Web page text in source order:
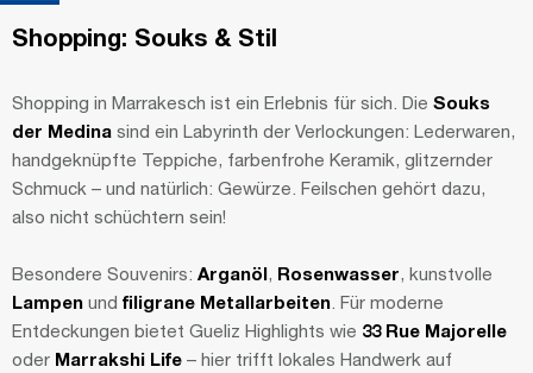
Shopping: Souks & Stil
Shopping in Marrakesch ist ein Erlebnis für sich. Die Souks
der Medina sind ein Labyrinth der Verlockungen: Lederwaren,
handgeknüpfte Teppiche, farbenfrohe Keramik, glitzernder
Schmuck – und natürlich: Gewürze. Feilschen gehört dazu,
also nicht schüchtern sein!
Besondere Souvenirs: Arganöl, Rosenwasser, kunstvolle
Lampen und filigrane Metallarbeiten . Für moderne
Entdeckungen bietet Gueliz Highlights wie 33 Rue Majorelle
oder Marrakshi Life – hier trifft lokales Handwerk auf